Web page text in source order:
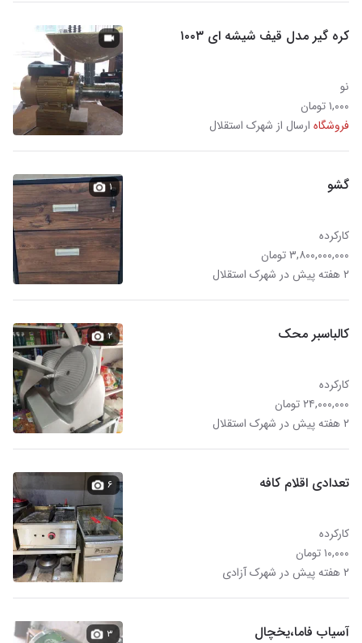
کره گیر مدل قیف شیشه ای ۱۰۰۳
نو
۱,۰۰۰ تومان
فروشگاه ارسال از شهرک استقلال
گشو
کارکرده
۳,۸۰۰,۰۰۰,۰۰۰ تومان
۲ هفته پیش در شهرک استقلال
۱
کالباسبر محک
کارکرده
۲۴,۰۰۰,۰۰۰ تومان
۲ هفته پیش در شهرک استقلال
۲
تعدادی اقلام کافه
کارکرده
۱۰,۰۰۰ تومان
۲ هفته پیش در شهرک آزادی
۶
آسیاب فاما،یخچال ۳